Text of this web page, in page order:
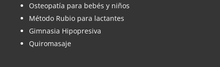
Osteopatía para bebés y niños
Método Rubio para lactantes
Gimnasia Hipopresiva
Quiromasaje